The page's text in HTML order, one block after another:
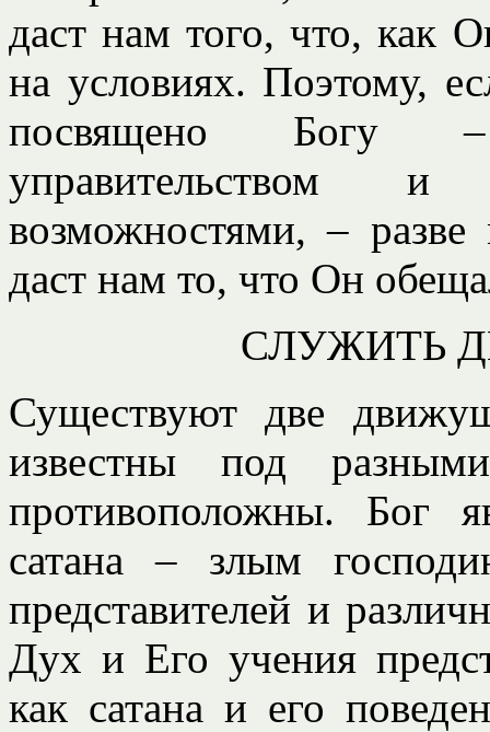
даст нам того, что, как
на условиях. Поэтому,
посвящено Богу –
управительством и
возможностями, –
даст нам то, что Он
СЛУЖИТЬ
Существуют две
известны под
противоположны. Бог
сатана – злым
представителей и
Дух и Его учения
как сатана и его